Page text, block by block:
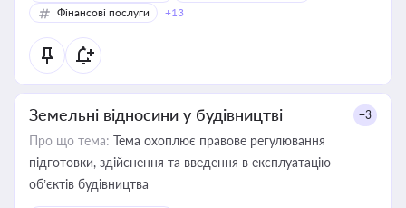
Фінансові послуги
+13
Земельні відносини у будівництві +3
Про що тема: Тема охоплює правове регулювання
підготовки, здійснення та введення в експлуатацію
об’єктів будівництва